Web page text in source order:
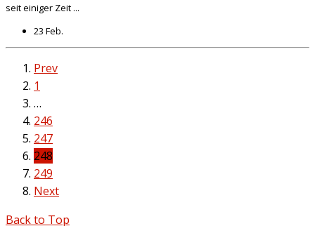
seit einiger Zeit ...
23 Feb.
Prev
1
…
246
247
248
249
Next
Back to Top